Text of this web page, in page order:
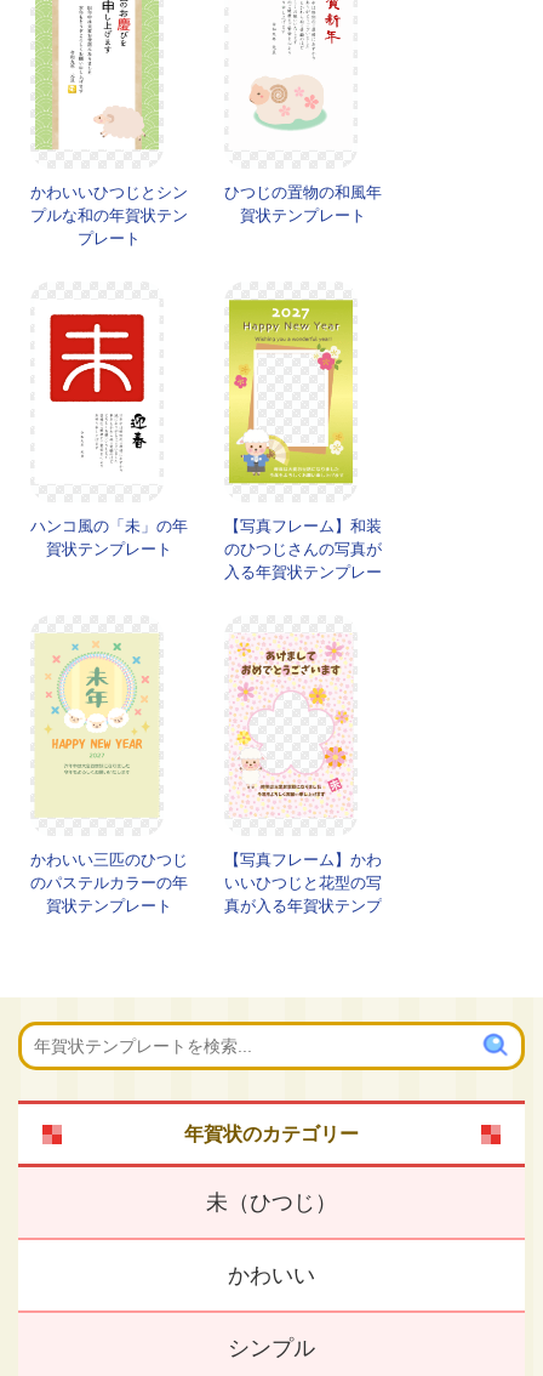
かわいいひつじとシン
プルな和の年賀状テン
プレート
ひつじの置物の和風年
賀状テンプレート
ハンコ風の「未」の年
賀状テンプレート
【写真フレーム】和装
のひつじさんの写真が
入る年賀状テンプレー
かわいい三匹のひつじ
のパステルカラーの年
賀状テンプレート
【写真フレーム】かわ
いいひつじと花型の写
真が入る年賀状テンプ
年賀状のカテゴリー
未（ひつじ）
かわいい
シンプル